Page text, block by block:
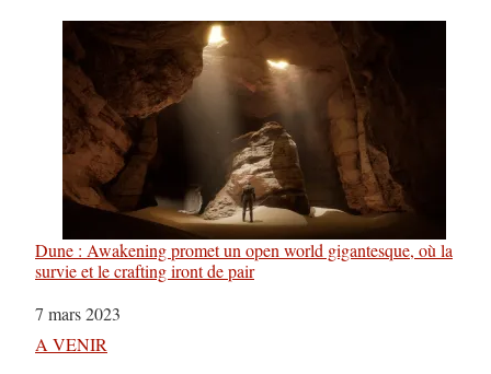
Dune : Awakening promet un open world gigantesque, où la
survie et le crafting iront de pair
Date
7 mars 2023
Par rapport à
A VENIR